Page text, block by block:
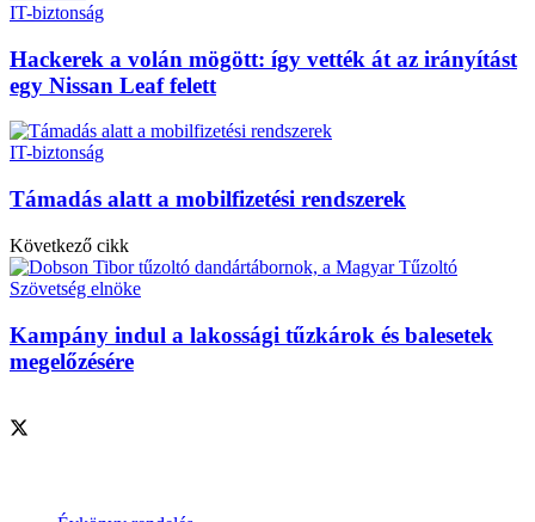
IT-biztonság
Hackerek a volán mögött: így vették át az irányítást
egy Nissan Leaf felett
IT-biztonság
Támadás alatt a mobilfizetési rendszerek
Következő cikk
Kampány indul a lakossági tűzkárok és balesetek
megelőzésére